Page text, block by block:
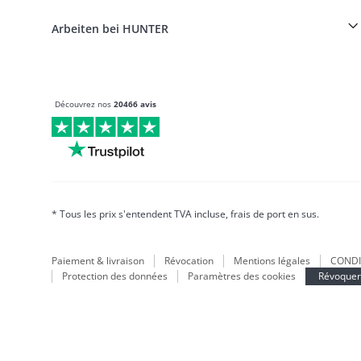
Le cuir est notre passion
BVB Dortmund
Pour les petits chiens
Monde des cadeaux
sacs à main
Le monde du cuir
München
Durable
Arbeiten bei HUNTER
Découvrez nos 20466 avis
* Tous les prix s'entendent TVA incluse, frais de port en sus.
Paiement & livraison Révocation Mentions légales
Protection des données
Paramètres des cookies